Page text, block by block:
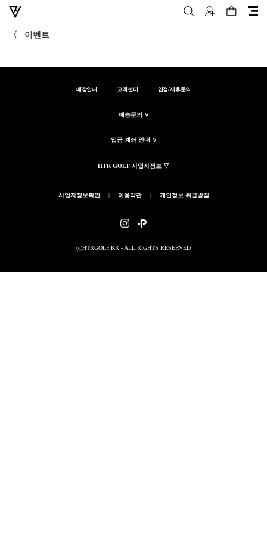
〈 이벤트
매장안내 고객센터 입점/제휴문의
배송문의 ∨
입금 계좌 안내 ∨
HTR GOLF 사업자정보 ▽
사업자정보확인 | 이용약관 | 개인정보 취급방침
(c)HTRGOLF.KR - ALL RIGHTS RESERVED